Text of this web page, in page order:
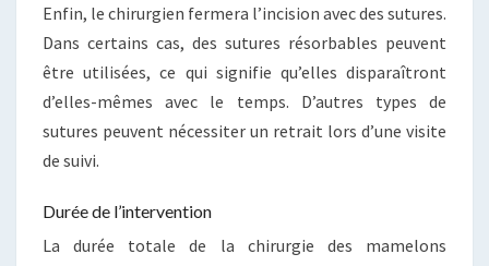
Enfin, le chirurgien fermera l’incision avec des sutures.
Dans certains cas, des sutures résorbables peuvent
être utilisées, ce qui signifie qu’elles disparaîtront
d’elles-mêmes avec le temps. D’autres types de
sutures peuvent nécessiter un retrait lors d’une visite
de suivi.
Durée de l’intervention
La durée totale de la chirurgie des mamelons